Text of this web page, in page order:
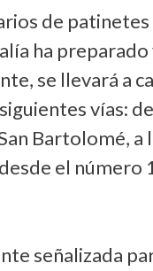
de
ha
se llevará a
vías:
Bartolomé, a
el número
señalizada